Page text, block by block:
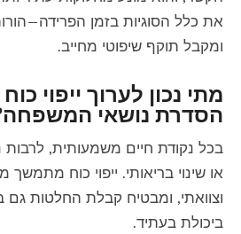
את כלל הסוגיות בזמן
ומקבל תוקף שיפוטי מחייב.
מתי נכון לערוך ייפוי
הסדרת נושאי
בכל נקודת חיים משמעותית, לרבות
או שינוי בריאותי. ייפוי כוח מתמשך
וצוואתי, ומבטיח קבלת החלטות גם
ביכולת בעתיד.